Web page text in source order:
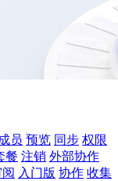
员 预览 同步 权限
餐 注销 外部协作
入门版 协作 收集